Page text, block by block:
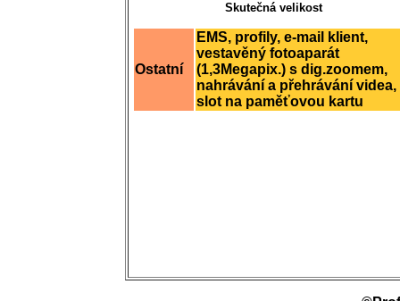
Skutečná velikost
Ostatní
EMS, profily, e-mail klient,
vestavěný fotoaparát
(1,3Megapix.) s dig.zoomem,
nahrávání a přehrávání videa,
slot na paměťovou kartu